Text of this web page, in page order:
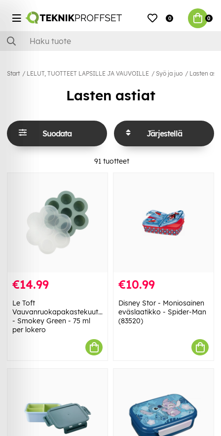
0 0
Start LELUT, TUOTTEET LAPSILLE JA VAUVOILLE Syö ja juo Lasten
Lasten astiat
Suodata Järjestellä
91tuotteet
€14.99
Le Toft
Vauvanruokapakastekuutiot
- Smokey Green - 75 ml
per lokero
€10.99
Disney Stor - Moniosainen
eväslaatikko - Spider-Man
(83520)